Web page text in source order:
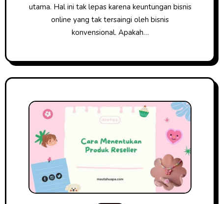
utama. Hal ini tak lepas karena keuntungan bisnis
online yang tak tersaingi oleh bisnis
konvensional. Apakah…